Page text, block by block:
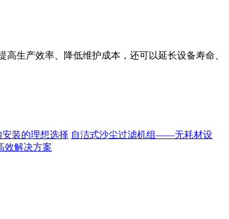
生产效率、降低维护成本，还可以延长设备寿命、
装的理想选择 自洁式沙尘过滤机组——无耗材设
效解决方案